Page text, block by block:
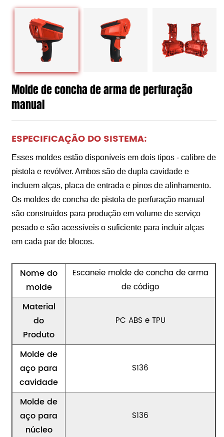
Molde de concha de arma de perfuração
manual
ESPECIFICAÇÃO DO SISTEMA:
Esses moldes estão disponíveis em dois tipos - calibre de
pistola e revólver. Ambos são de dupla cavidade e
incluem alças, placa de entrada e pinos de alinhamento.
Os moldes de concha de pistola de perfuração manual
são construídos para produção em volume de serviço
pesado e são acessíveis o suficiente para incluir alças
em cada par de blocos.
Nome do
molde
Escaneie molde de concha de arma
de código
Material
do
Produto
PC ABS e TPU
Molde de
aço para
cavidade
S136
Molde de
aço para
núcleo
S136